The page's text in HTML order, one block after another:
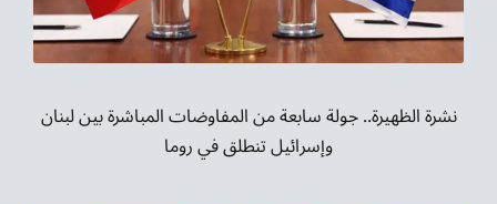
نشرة الظهيرة.. جولة سابعة من المفاوضات المباشرة بين لبنان
وإسرائيل تنطلق في روما